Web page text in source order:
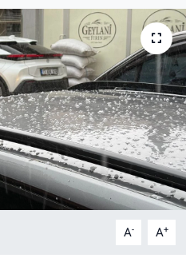
A- A+